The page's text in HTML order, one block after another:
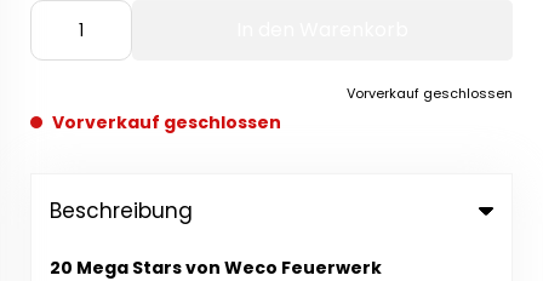
Vorverkauf geschlossen
Vorverkauf geschlossen
Beschreibung
20 Mega Stars von Weco Feuerwerk